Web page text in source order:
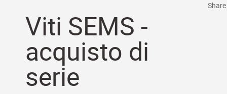
Viti SEMS -
acquisto di
serie
Share